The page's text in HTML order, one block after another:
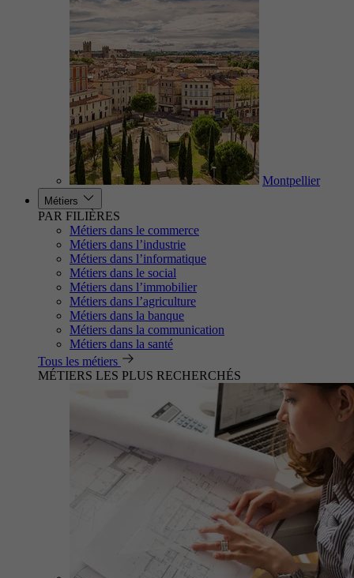
Montpellier
Métiers
PAR FILIÈRES
Métiers dans le commerce
Métiers dans l’industrie
Métiers dans l’informatique
Métiers dans le social
Métiers dans l’immobilier
Métiers dans l’agriculture
Métiers dans la banque
Métiers dans la communication
Métiers dans la santé
Tous les métiers
MÉTIERS LES PLUS RECHERCHÉS